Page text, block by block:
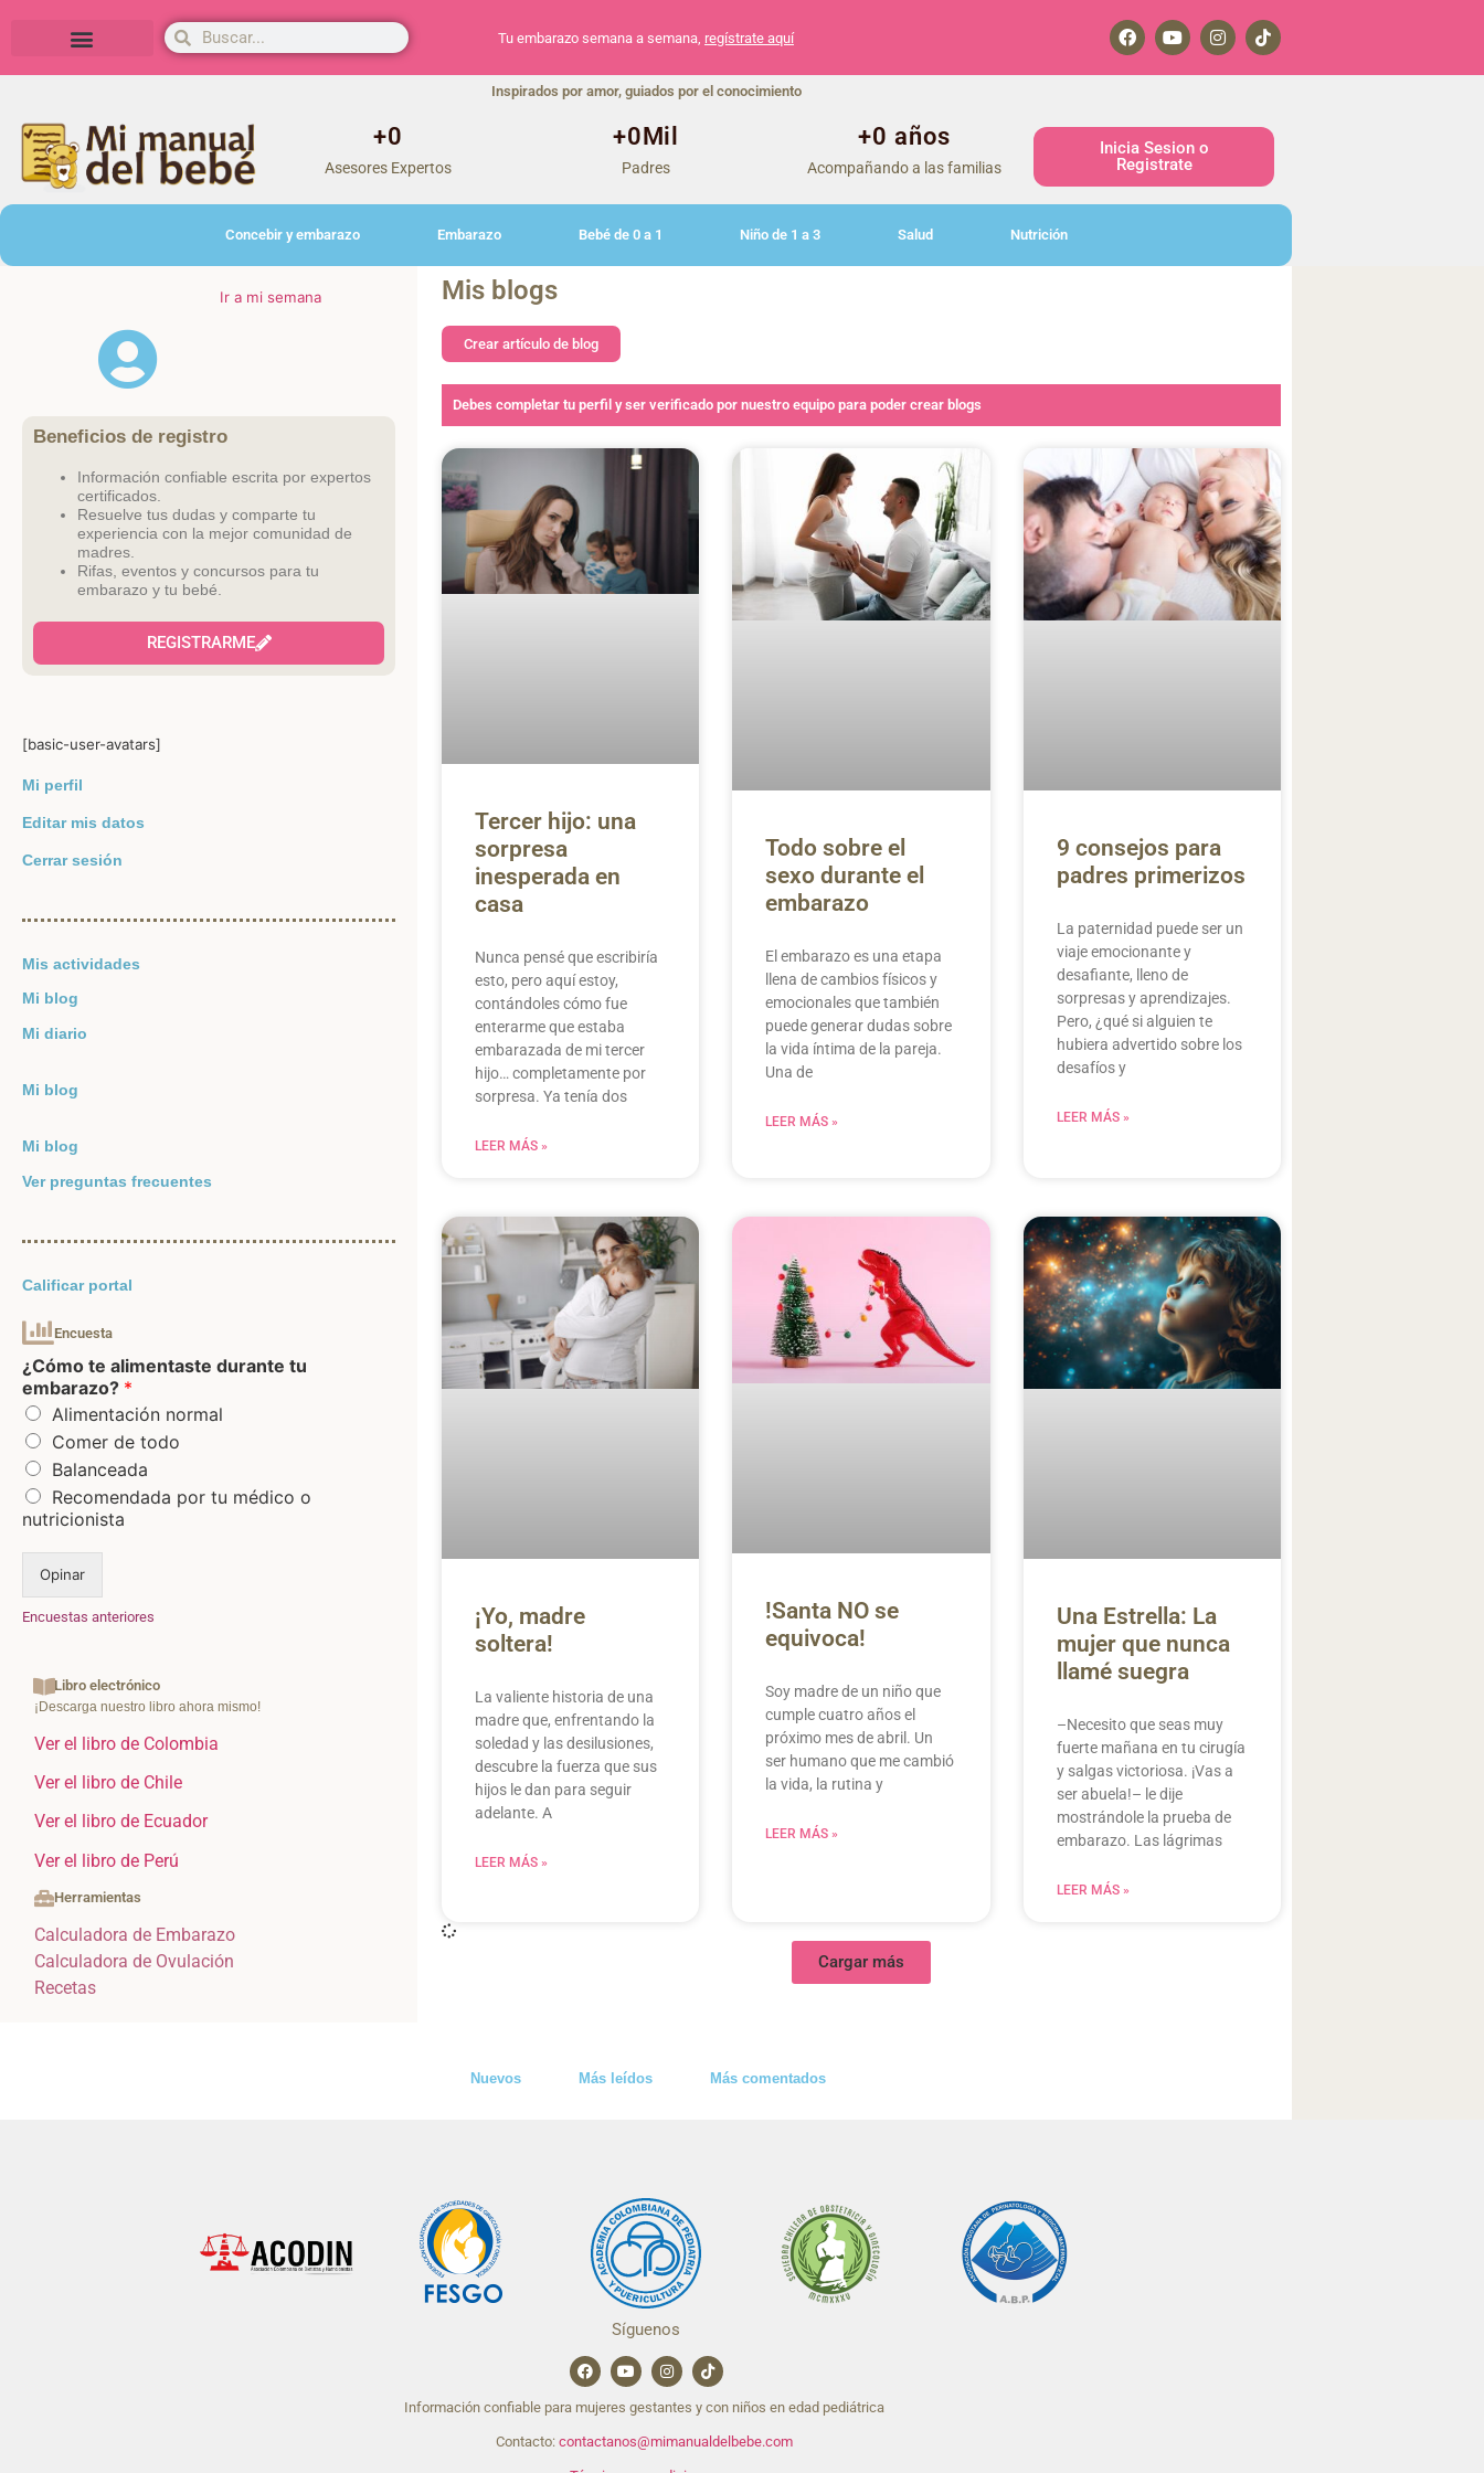
Tu embarazo semana a semana, regístrate aquí
Inspirados por amor, guiados por el conocimiento
Asesores Expertos
+0
Padres
+0Mil
Acompañando a las familias
+0 años
Inicia Sesion o
Registrate
Concebir y embarazo Embarazo Bebé de 0 a 1 Niño de 1 a 3 Salud Nutrición
Ir a mi semana
Beneficios de registro
Información confiable escrita por expertos
certificados.
Resuelve tus dudas y comparte tu
experiencia con la mejor comunidad de
madres.
Rifas, eventos y concursos para tu
embarazo y tu bebé.
REGISTRARME
[basic-user-avatars]
Mi perfil
Editar mis datos
Cerrar sesión
Mis actividades
Mi blog
Mi diario
Mi blog
Mi blog
Ver preguntas frecuentes
Calificar portal
Encuesta
¿Cómo te alimentaste durante tu
embarazo? *
Alimentación normal
Comer de todo
Balanceada
Recomendada por tu médico o
nutricionista
Opinar
Encuestas anteriores
Libro electrónico
¡Descarga nuestro libro ahora mismo!
Ver el libro de Colombia
Ver el libro de Chile
Ver el libro de Ecuador
Ver el libro de Perú
Herramientas
Calculadora de Embarazo
Calculadora de Ovulación
Recetas
Mis blogs
Crear artículo de blog
Debes completar tu perfil y ser verificado por nuestro equipo para poder crear blogs
Tercer hijo: una
sorpresa
inesperada en
casa
Nunca pensé que escribiría
esto, pero aquí estoy,
contándoles cómo fue
enterarme que estaba
embarazada de mi tercer
hijo… completamente por
sorpresa. Ya tenía dos
LEER MÁS »
Todo sobre el
sexo durante el
embarazo
El embarazo es una etapa
llena de cambios físicos y
emocionales que también
puede generar dudas sobre
la vida íntima de la pareja.
Una de
LEER MÁS »
9 consejos para
padres primerizos
La paternidad puede ser un
viaje emocionante y
desafiante, lleno de
sorpresas y aprendizajes.
Pero, ¿qué si alguien te
hubiera advertido sobre los
desafíos y
LEER MÁS »
¡Yo, madre
soltera!
La valiente historia de una
madre que, enfrentando la
soledad y las desilusiones,
descubre la fuerza que sus
hijos le dan para seguir
adelante. A
LEER MÁS »
!Santa NO se
equivoca!
Soy madre de un niño que
cumple cuatro años el
próximo mes de abril. Un
ser humano que me cambió
la vida, la rutina y
LEER MÁS »
Una Estrella: La
mujer que nunca
llamé suegra
–Necesito que seas muy
fuerte mañana en tu cirugía
y salgas victoriosa. ¡Vas a
ser abuela!– le dije
mostrándole la prueba de
embarazo. Las lágrimas
LEER MÁS »
Cargar más
Nuevos Más leídos Más comentados
Síguenos
Información confiable para mujeres gestantes y con niños en edad pediátrica
Contacto: contactanos@mimanualdelbebe.com